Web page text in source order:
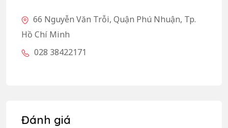
66 Nguyễn Văn Trỗi, Quận Phú Nhuận, Tp.
Hồ Chí Minh
028 38422171
Đánh giá